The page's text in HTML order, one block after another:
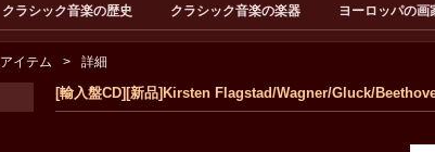
クラシック音楽の歴史 クラシック音楽の楽器 ヨーロッパの画
アイテム 詳細
[輸入盤CD][新品]Kirsten Flagstad/Wagner/Gluck/